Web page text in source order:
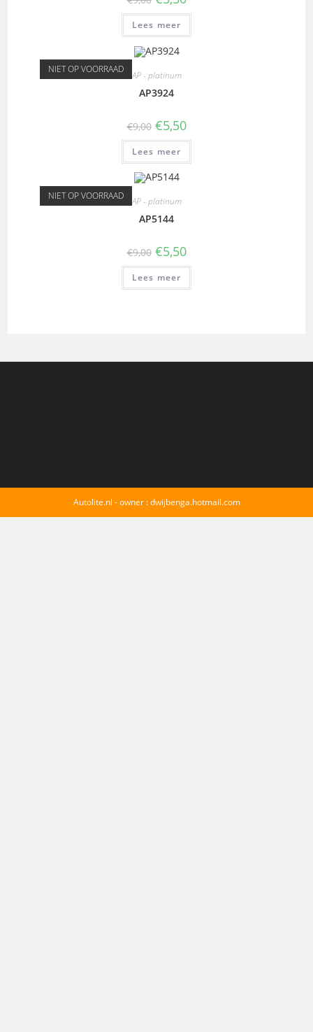
Lees meer
NIET OP VOORRAAD AP - platinum
AP3924
€9,00 €5,50
Lees meer
NIET OP VOORRAAD AP - platinum
AP5144
€9,00 €5,50
Lees meer
Autolite.nl - owner : dwijbenga.hotmail.com